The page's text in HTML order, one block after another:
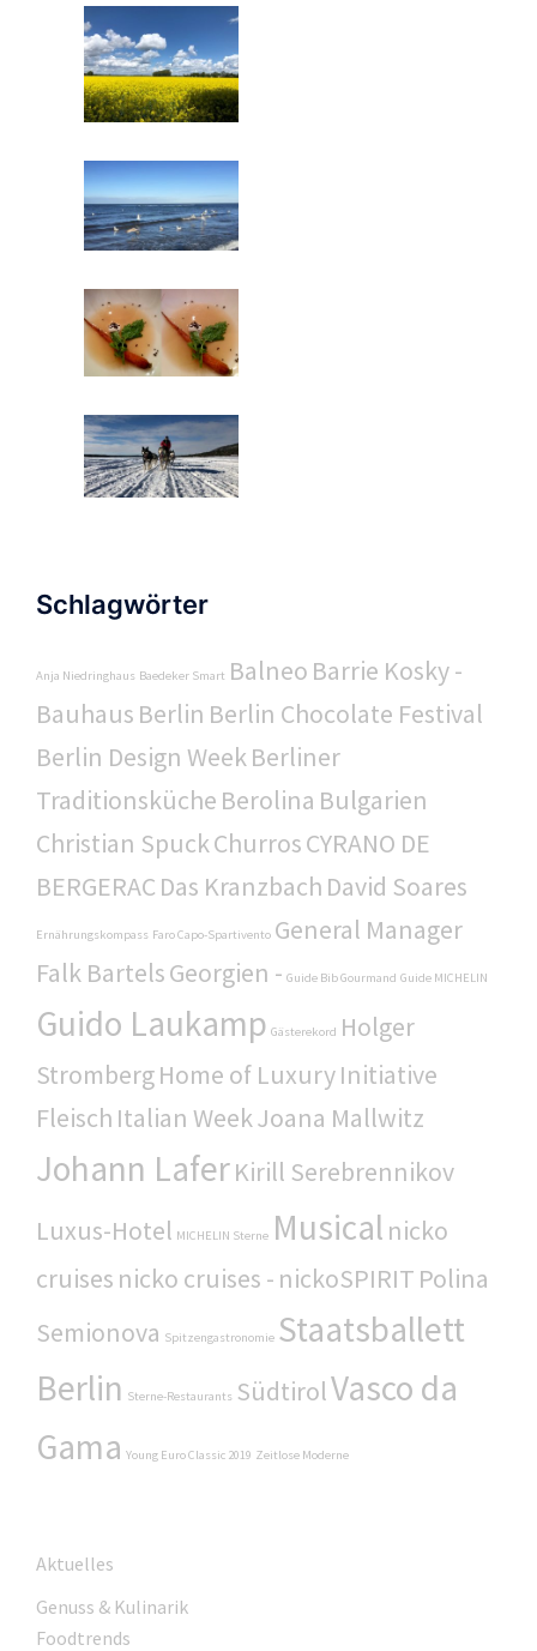
Schlagwörter
Anja Niedringhaus Baedeker Smart Balneo Barrie Kosky -
Bauhaus Berlin Berlin Chocolate Festival
Berlin Design WeekBerliner
Traditionsküche Berolina Bulgarien
Christian SpuckChurrosCYRANO DE
BERGERAC Das Kranzbach David Soares
Ernährungskompass Faro Capo-Spartivento General Manager
Falk BartelsGeorgien - Guide Bib Gourmand Guide MICHELIN
Guido Laukamp Gästerekord Holger
StrombergHome of LuxuryInitiative
Fleisch Italian WeekJoana Mallwitz
Johann LaferKirill Serebrennikov
Luxus-Hotel MICHELIN Sterne Musical nicko
cruises nicko cruises - nickoSPIRIT Polina
Semionova Spitzengastronomie Staatsballett
Berlin Sterne-Restaurants SüdtirolVasco da
Gama Young Euro Classic 2019 Zeitlose Moderne
Aktuelles
Genuss & Kulinarik
Foodtrends